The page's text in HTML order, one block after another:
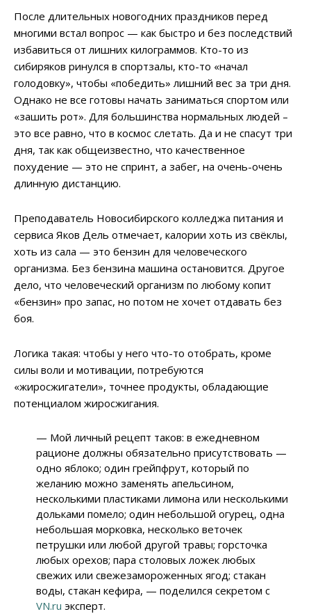
После длительных новогодних праздников перед
многими встал вопрос — как быстро и без последствий
избавиться от лишних килограммов. Кто-то из
сибиряков ринулся в спортзалы, кто-то «начал
голодовку», чтобы «победить» лишний вес за три дня.
Однако не все готовы начать заниматься спортом или
«зашить рот». Для большинства нормальных людей –
это все равно, что в космос слетать. Да и не спасут три
дня, так как общеизвестно, что качественное
похудение — это не спринт, а забег, на очень-очень
длинную дистанцию.
Преподаватель Новосибирского колледжа питания и
сервиса Яков Дель отмечает, калории хоть из свёклы,
хоть из сала — это бензин для человеческого
организма. Без бензина машина остановится. Другое
дело, что человеческий организм по любому копит
«бензин» про запас, но потом не хочет отдавать без
боя.
Логика такая: чтобы у него что-то отобрать, кроме
силы воли и мотивации, потребуются
«жиросжигатели», точнее продукты, обладающие
потенциалом жиросжигания.
— Мой личный рецепт таков: в ежедневном
рационе должны обязательно присутствовать —
одно яблоко; один грейпфрут, который по
желанию можно заменять апельсином,
несколькими пластиками лимона или несколькими
дольками помело; один небольшой огурец, одна
небольшая морковка, несколько веточек
петрушки или любой другой травы; горсточка
любых орехов; пара столовых ложек любых
свежих или свежезамороженных ягод; стакан
воды, стакан кефира, — поделился секретом с
VN.ru эксперт.